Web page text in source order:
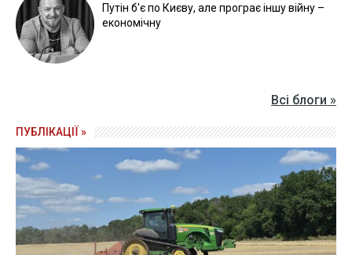
Путін б'є по Києву, але програє іншу війну –
економічну
Всі блоги »
ПУБЛІКАЦІЇ »